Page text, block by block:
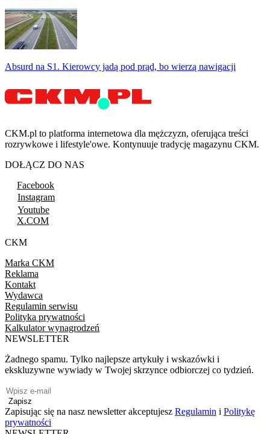
Absurd na S1. Kierowcy jadą pod prąd, bo wierzą nawigacji
CKM.pl to platforma internetowa dla mężczyzn, oferująca treści
rozrywkowe i lifestyle'owe. Kontynuuje tradycję magazynu CKM.
DOŁĄCZ DO NAS
Facebook
Instagram
Youtube
X.COM
CKM
Marka CKM
Reklama
Kontakt
Wydawca
Regulamin serwisu
Polityka prywatności
Kalkulator wynagrodzeń
NEWSLETTER
Żadnego spamu. Tylko najlepsze artykuły i wskazówki i
ekskluzywne wywiady w Twojej skrzynce odbiorczej co tydzień.
Zapisz
Zapisując się na nasz newsletter akceptujesz Regulamin i Politykę
prywatności